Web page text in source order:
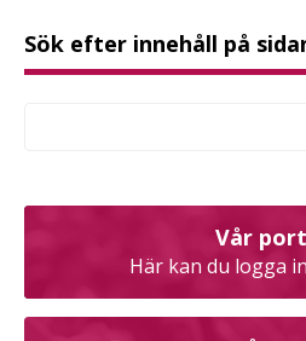
Sök efter innehåll på
Vår
Här kan du logga